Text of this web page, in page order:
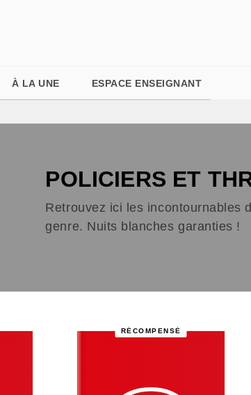
À LA UNE ESPACE ENSEIGNANT
POLICIERS ET
Retrouvez ici les incontournables
genre. Nuits blanches garanties !
RÉCOMPENSÉ